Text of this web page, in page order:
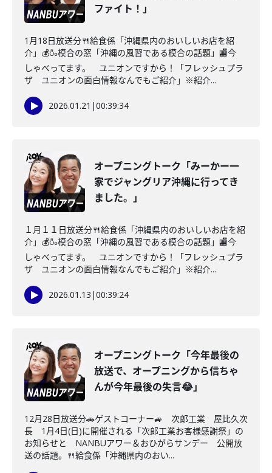
ファイト！」
1月18日放送分🍴給食係「沖縄県内のおいしいお店を紹
介」💰🍶模合の窓「沖縄の風習である模合の話題」🏬今
しゃべってます。 ユニオンですから！「フレッシュプラ
ザ ユニオンの面白情報なんでもご紹介」※紹介...
2026.01.21 |00:39:34
オープニングトーク「みーかー一
家でジャングリア沖縄に行ってき
ました。」
１月１１日放送分🍴給食係「沖縄県内のおいしいお店を紹
介」💰🍶模合の窓「沖縄の風習である模合の話題」🏬今
しゃべってます。 ユニオンですから！「フレッシュプラ
ザ ユニオンの面白情報なんでもご紹介」※紹介...
2026.01.13 |00:39:24
オープニングトーク「今年最後の
放送で、オープニングから信ちゃ
んが今年最後の失言😂」
12月28日放送分🚗ゲストコーナー🚙 次郎工業 屋比久次
長 1月4日(日)に開催される「次郎工業お客様感謝祭」の
お知らせと NANBUアワー＆おひがらサンデー 公開放
送の話題。🍴給食係「沖縄県内のおい...